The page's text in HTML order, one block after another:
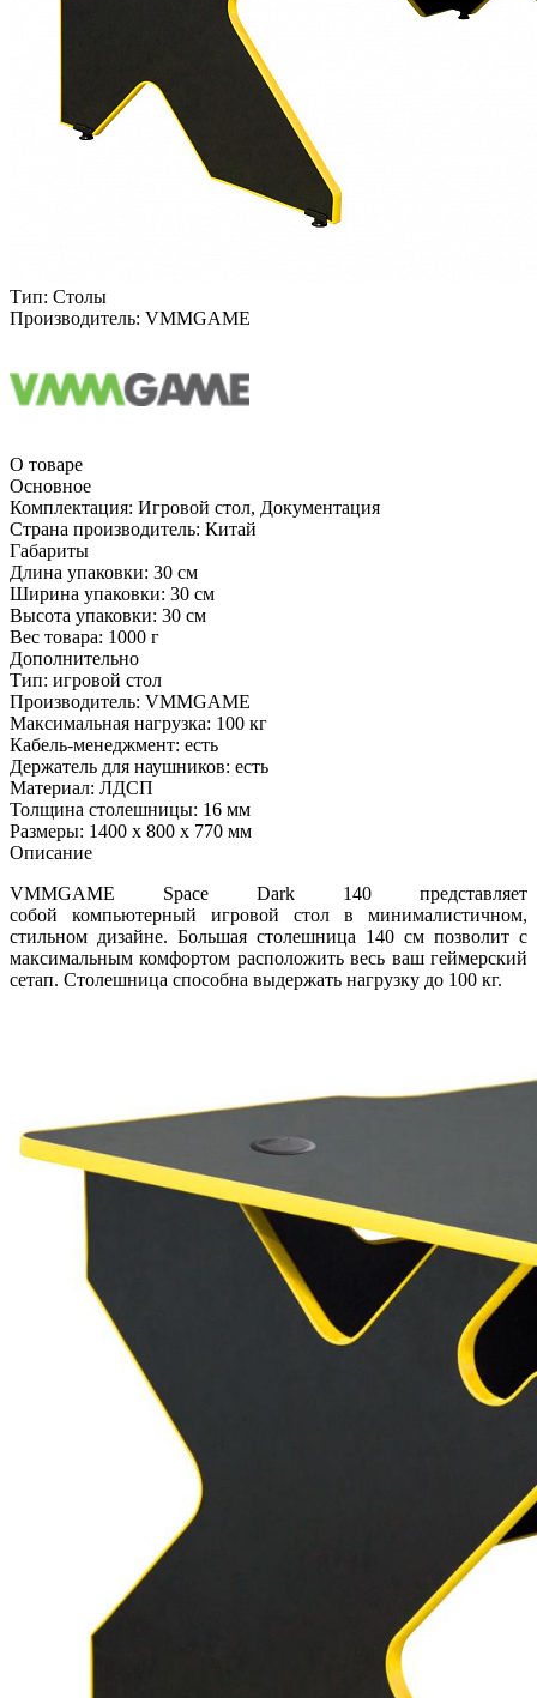
Тип: Столы
Производитель: VMMGAME
О товаре
Основное
Комплектация: Игровой стол, Документация
Страна производитель: Китай
Габариты
Длина упаковки: 30 см
Ширина упаковки: 30 см
Высота упаковки: 30 см
Вес товара: 1000 г
Дополнительно
Тип: игровой стол
Производитель: VMMGAME
Максимальная нагрузка: 100 кг
Кабель-менеджмент: есть
Держатель для наушников: есть
Материал: ЛДСП
Толщина столешницы: 16 мм
Размеры: 1400 х 800 х 770 мм
Описание
VMMGAME Space Dark 140 представляет
собой компьютерный игровой стол в минималистичном,
стильном дизайне. Большая столешница 140 см позволит с
максимальным комфортом расположить весь ваш геймерский
сетап. Столешница способна выдержать нагрузку до 100 кг.